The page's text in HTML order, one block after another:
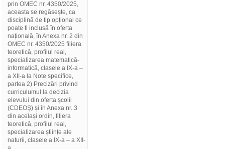
prin OMEC nr. 4350/2025,
aceasta se regăsește, ca
disciplină de tip opțional ce
poate fi inclusă în oferta
națională, în Anexa nr. 2 din
OMEC nr. 4350/2025 filiera
teoretică, profilul real,
specializarea matematică-
informatică, clasele a IX-a –
a XII-a la Note specifice,
partea 2) Precizări privind
curriculumul la decizia
elevului din oferta școlii
(CDEOȘ) și în Anexa nr. 3
din același ordin, filiera
teoretică, profilul real,
specializarea științe ale
naturii, clasele a IX-a – a XII-